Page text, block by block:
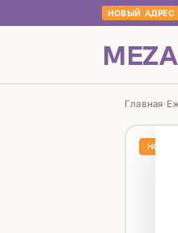
НОВЫЙ АДРЕС
MEZA
Главная›